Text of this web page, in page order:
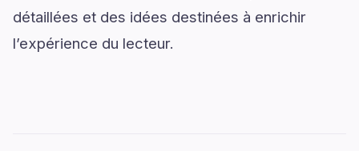
détaillées et des idées destinées à enrichir
l’expérience du lecteur.